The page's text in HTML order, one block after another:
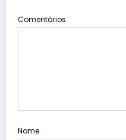
Comentários
Nome